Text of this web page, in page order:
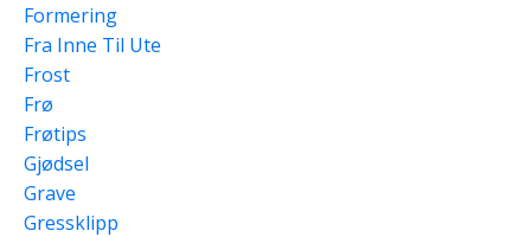
Formering
Fra Inne Til Ute
Frost
Frø
Frøtips
Gjødsel
Grave
Gressklipp